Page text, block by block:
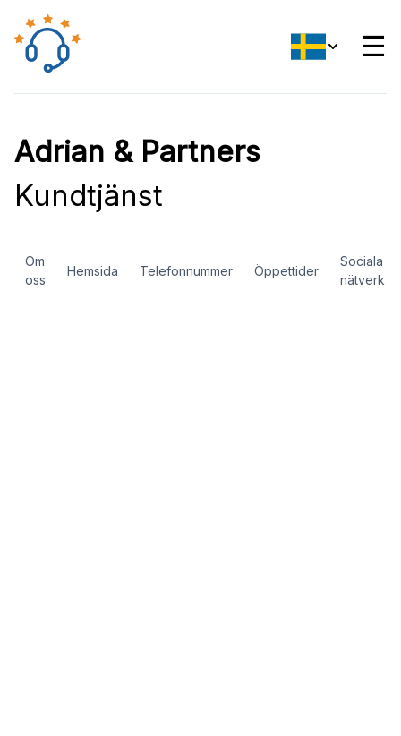
☰
Adrian & Partners
Kundtjänst
Om
oss
Hemsida Telefonnummer Öppettider
Sociala
nätverk